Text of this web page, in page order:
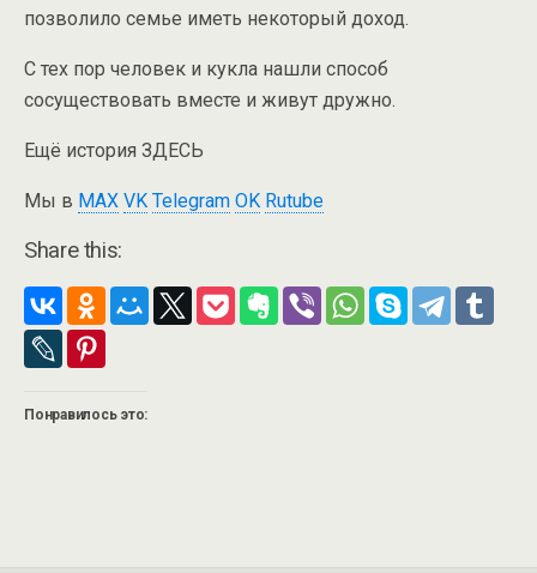
позволило семье иметь некоторый доход.
С тех пор человек и кукла нашли способ
сосуществовать вместе и живут дружно.
Ещё история ЗДЕСЬ
Мы в MAX VK Telegram OK Rutube
Share this:
Понравилось это: